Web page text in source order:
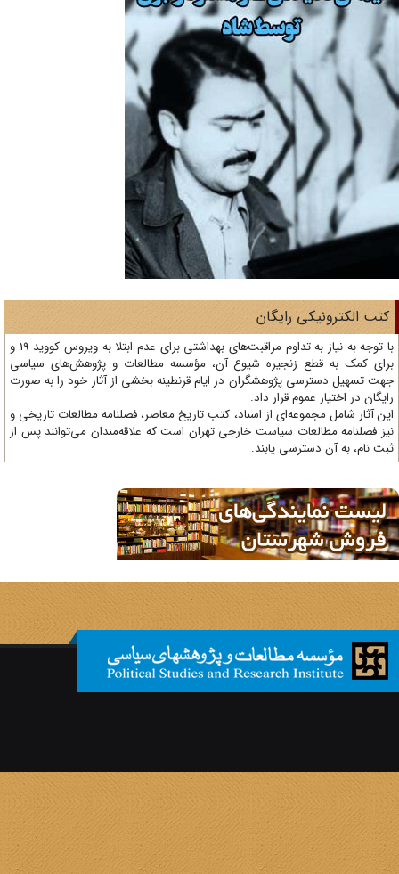
الکترونیکی رایگان
با توجه به نیاز به تداوم مراقبت‌های بهداشتی برای عدم ابتلا به ویروس کووید 19 و
کمک به قطع زنجیره شیوع آن، مؤسسه مطالعات و پژوهش‌های سیاسی
تسهیل دسترسی پژوهشگران در ایام قرنطینه بخشی از آثار خود را به صورت
در اختیار عموم قرار داد.
آثار شامل مجموعه‌ای از اسناد، کتب تاریخ معاصر، فصلنامه‌ مطالعات تاریخی و
فصلنامه مطالعات سیاست خارجی تهران است که علاقه‌مندان می‌توانند پس از
نام، به آن دسترسی یابند.